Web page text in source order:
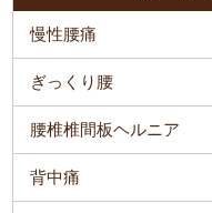
慢性腰痛
ぎっくり腰
腰椎椎間板ヘルニア
背中痛